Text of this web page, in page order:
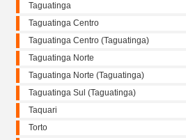
Taguatinga
Taguatinga Centro
Taguatinga Centro (Taguatinga)
Taguatinga Norte
Taguatinga Norte (Taguatinga)
Taguatinga Sul (Taguatinga)
Taquari
Torto